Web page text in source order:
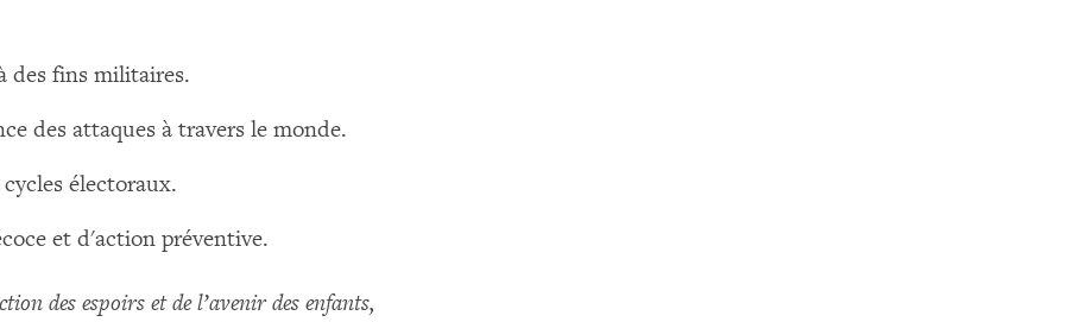
des fins militaires.
des attaques à travers le monde.
électoraux.
et d'action préventive.
des espoirs et de l’avenir des enfants,